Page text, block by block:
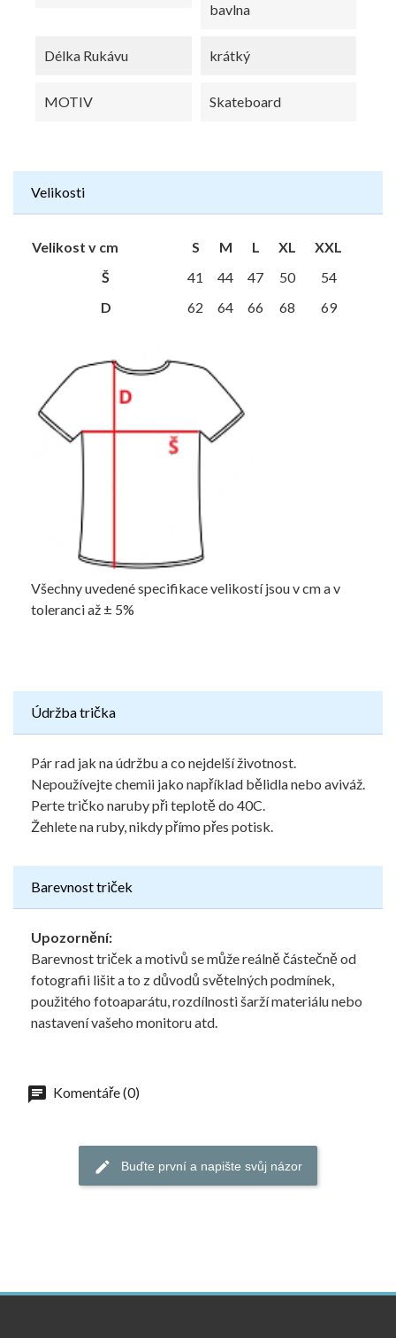
bavlna
Délka Rukávu krátký
MOTIV Skateboard
Velikosti
Velikost v cm S M L XL
XXL
Š
41 44 47 50
54
D
62 64 66 68 69
Všechny uvedené specifikace velikostí jsou v cm a v
toleranci až ± 5%
Údržba trička
Pár rad jak na údržbu a co nejdelší životnost.
Nepoužívejte chemii jako například bělidla nebo aviváž.
Perte tričko naruby při teplotě do 40C.
Žehlete na ruby, nikdy přímo přes potisk.
Barevnost triček
Upozornění:
Barevnost triček a motivů se může reálně částečně od
fotografii lišit a to z důvodů světelných podmínek,
použitého fotoaparátu, rozdílnosti šarží materiálu nebo
nastavení vašeho monitoru atd.
Komentáře (0)
Buďte první a napište svůj názor